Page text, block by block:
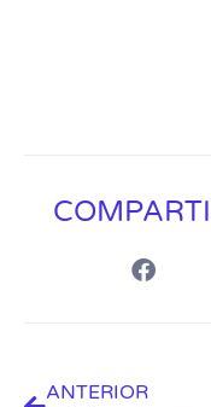
ANTERIOR